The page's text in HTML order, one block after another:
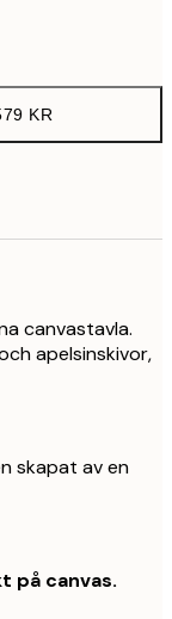
KR
canvastavla.
apelsinskivor,
skapat av en
på canvas.